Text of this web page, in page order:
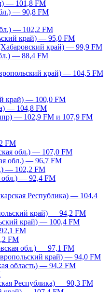
— 101,8 FM
— 90,8 FM
— 102,2 FM
край) — 95,0 FM
край) — 99,9 FM
— 88,4 FM
край) — 104,5 FM
край) — 100,0 FM
— 104,8 FM
— 102,9 FM и 107,9 FM
FM
обл.) — 107,0 FM
обл.) — 96,7 FM
— 102,2 FM
обл.) — 92,4 FM
Республика) — 104,4
край) — 94,2 FM
край) — 100,4 FM
FM
FM
обл.) — 97,1 FM
край) — 94,0 FM
область) — 94,2 FM
Республика) — 90,3 FM